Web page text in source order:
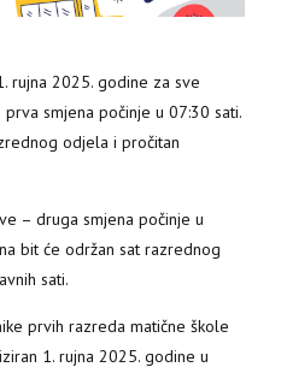
rujna 2025. godine za sve
smjena počinje u 07:30 sati.
odjela i pročitan
– druga smjena počinje u
bit će održan sat razrednog
sati.
prvih razreda matične škole
1. rujna 2025. godine u